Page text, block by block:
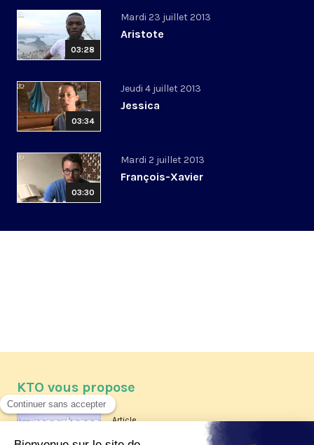
03:28
Mardi 23 juillet 2013
Aristote
03:34
Jeudi 4 juillet 2013
Jessica
03:30
Mardi 2 juillet 2013
François-Xavier
KTO vous propose
Article
Les reportages d'été 2026 de KTO